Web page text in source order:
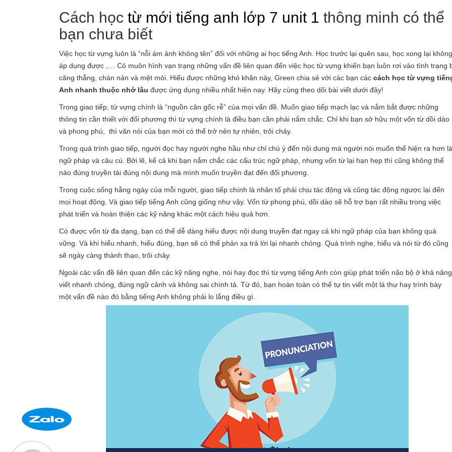
Cách học từ mới tiếng anh lớp 7 unit 1 thông minh có thể
bạn chưa biết
Việc học từ vựng luôn là “nỗi ám ảnh không tên” đối với những ai học tiếng Anh. Học trước lại quên sau, học xong lại không
áp dụng được ,… Có muôn hình vạn trạng những vấn đề liên quan đến việc học từ vựng khiến bạn luôn rơi vào tình trạng
căng thẳng, chán nản và mệt mỏi. Hiểu được những khó khăn này, Green chia sẻ với các bạn các cách học từ vựng
Anh nhanh thuộc nhớ lâu được ứng dụng nhiều nhất hiện nay. Hãy cùng theo dõi bài viết dưới đây!
Trong giao tiếp, từ vựng chính là “nguồn căn gốc rễ” của mọi vấn đề. Muốn giao tiếp mạch lạc và nắm bắt được những
thông tin cần thiết với đối phương thì từ vựng chính là điều bạn cần phải nắm chắc. Chỉ khi bạn sở hữu một vốn từ dồi dào
và phong phú, thì văn nói của bạn mới có thể trở nên tự nhiên, trôi chảy.
Trong quá trình giao tiếp, người đọc hay người nghe hầu như chỉ chú ý đến nội dung mà người nói muốn thể hiện ra hơn là
ngữ pháp và câu cú. Bởi lẽ, kể cả khi bạn nắm chắc các cấu trúc ngữ pháp, nhưng vốn từ lại hạn hẹp thì cũng không thể
nào đúng truyền tải đúng nội dung mà mình muốn truyền đạt đến đối phương.
Trong cuộc sống hằng ngày của mỗi người, giao tiếp chính là nhân tố phải chịu tác động và cũng tác động ngược lại đến
mọi hoạt động. Và giao tiếp tiếng Anh cũng giống như vậy. Vốn từ phong phú, dồi dào sẽ hỗ trợ bạn rất nhiều trong việc
phát triển và hoàn thiện các kỹ năng khác một cách hiệu quả hơn.
Có được vốn từ đa dạng, bạn có thể dễ dàng hiểu được nội dung truyền đạt ngay cả khi ngữ pháp của bạn không quá
vững. Và khi hiểu nhanh, hiểu đúng, bạn sẽ có thể phản xạ trả lời lại nhanh chóng. Quá trình nghe, hiểu và nói từ đó cũng
sẽ ngày càng thành thạo, trôi chảy.
Ngoài các vấn đề liên quan đến các kỹ năng nghe, nói hay đọc thì từ vựng tiếng Anh còn giúp phát triển não bộ ở khả năng
viết nhanh chóng, đúng ngữ cảnh và không sai chính tả. Từ đó, bạn hoàn toàn có thể tự tin viết một lá thư hay trình bày
một vấn đề nào đó bằng tiếng Anh không phải lo lắng điều gì.